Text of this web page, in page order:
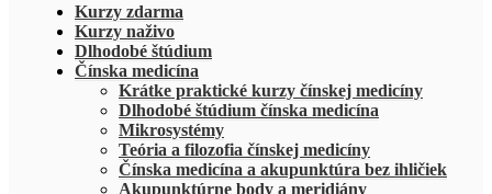
Kurzy zdarma
Kurzy naživo
Dlhodobé štúdium
Čínska medicína
Krátke praktické kurzy čínskej medicíny
Dlhodobé štúdium čínska medicína
Mikrosystémy
Teória a filozofia čínskej medicíny
Čínska medicína a akupunktúra bez ihličiek
Akupunktúrne body a meridiány